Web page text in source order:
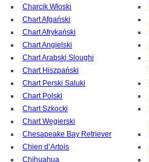
Charcik Włoski
Chart Afgański
Chart Afrykański
Chart Angielski
Chart Arabski Sloughi
Chart Hiszpański
Chart Perski Saluki
Chart Polski
Chart Szkocki
Chart Węgierski
Chesapeake Bay Retriever
Chien d’Artois
Chihuahua